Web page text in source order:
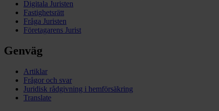
Digitala Juristen
Fastighetsrätt
Fråga Juristen
Företagarens Jurist
Genväg
Artiklar
Frågor och svar
Juridisk rådgivning i hemförsäkring
Translate